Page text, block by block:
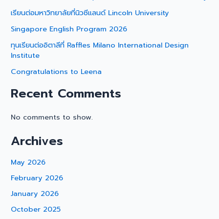
เรียนต่อมหาวิทยาลัยที่นิวซีแลนด์ Lincoln University
Singapore English Program 2026
ทุนเรียนต่ออิตาลีที่ Raffles Milano International Design
Institute
Congratulations to Leena
Recent Comments
No comments to show.
Archives
May 2026
February 2026
January 2026
October 2025